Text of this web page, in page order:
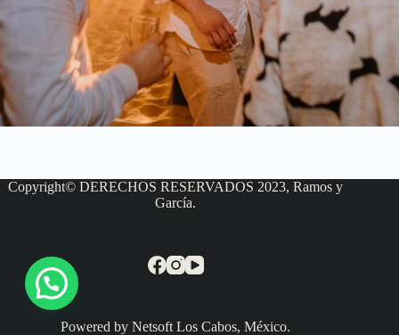
Copyright© DERECHOS RESERVADOS 2023, Ramos y
García.
Powered by Netsoft Los Cabos, México.